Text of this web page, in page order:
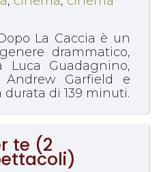
La Caccia è un
drammatico,
Guadagnino,
Garfield e
durata di 139 minuti.
te (2